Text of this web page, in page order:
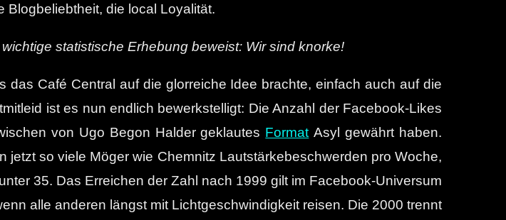
Blogbeliebtheit, die local Loyalität.
statistische Erhebung beweist: Wir sind knorke!
Café Central auf die glorreiche Idee brachte, einfach auch auf die
ist es nun endlich bewerkstelligt: Die Anzahl der Facebook-Likes
von Ugo Begon Halder geklautes Format Asyl gewährt haben.
so viele Möger wie Chemnitz Lautstärkebeschwerden pro Woche,
35. Das Erreichen der Zahl nach 1999 gilt im Facebook-Universum
alle anderen längst mit Lichtgeschwindigkeit reisen. Die 2000 trennt